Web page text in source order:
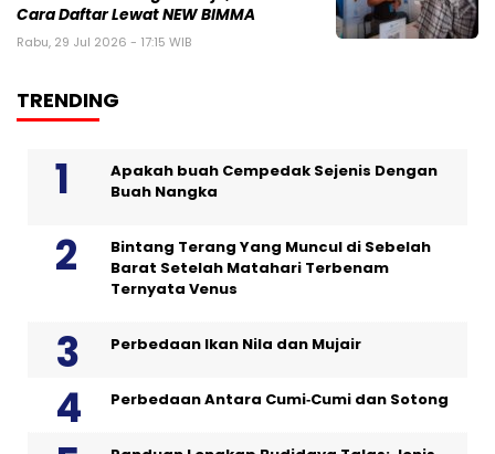
Cara Daftar Lewat NEW BIMMA
Rabu, 29 Jul 2026 - 17:15 WIB
TRENDING
Apakah buah Cempedak Sejenis Dengan
Buah Nangka
Bintang Terang Yang Muncul di Sebelah
Barat Setelah Matahari Terbenam
Ternyata Venus
Perbedaan Ikan Nila dan Mujair
Perbedaan Antara Cumi‑Cumi dan Sotong